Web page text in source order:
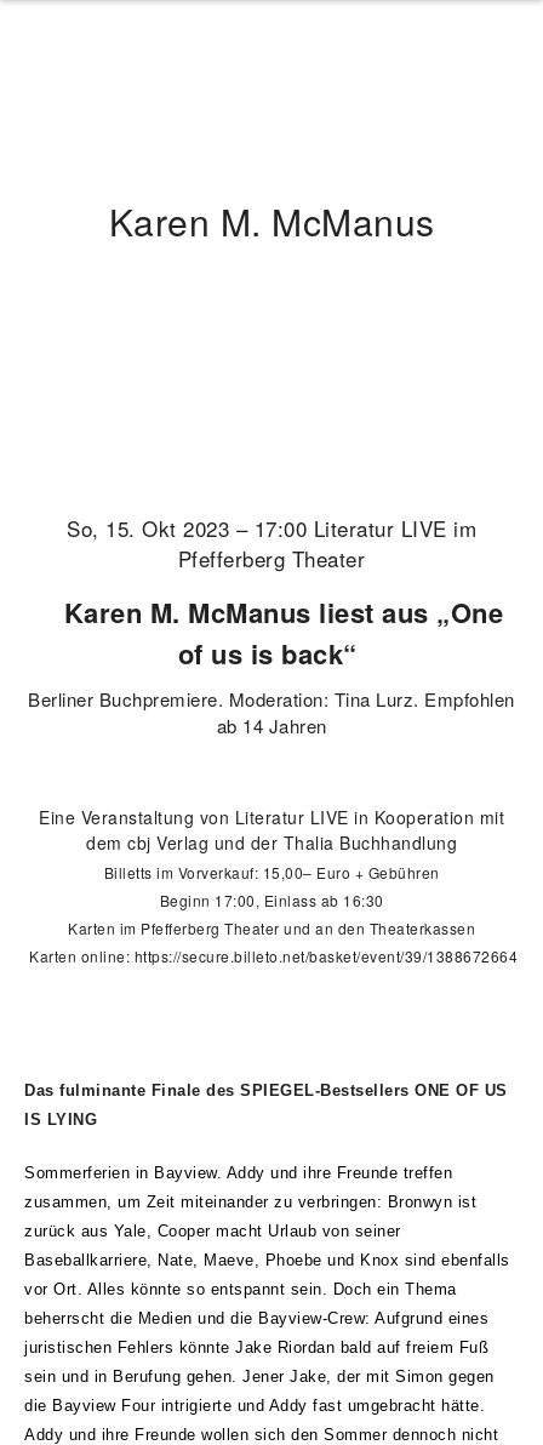
Karen M. McManus
So, 15. Okt 2023 – 17:00 Literatur LIVE im
Pfefferberg Theater
Karen M. McManus liest aus „One
of us is back“
Berliner Buchpremiere. Moderation: Tina Lurz. Empfohlen
ab 14 Jahren
Eine Veranstaltung von Literatur LIVE in Kooperation mit
dem cbj Verlag und der Thalia Buchhandlung
Billetts im Vorverkauf: 15,00– Euro + Gebühren
Beginn 17:00, Einlass ab 16:30
Karten im Pfefferberg Theater und an den Theaterkassen
Karten online: https://secure.billeto.net/basket/event/39/1388672664
Das fulminante Finale des SPIEGEL-Bestsellers ONE OF US
IS LYING
Sommerferien in Bayview. Addy und ihre Freunde treffen
zusammen, um Zeit miteinander zu verbringen: Bronwyn ist
zurück aus Yale, Cooper macht Urlaub von seiner
Baseballkarriere, Nate, Maeve, Phoebe und Knox sind ebenfalls
vor Ort. Alles könnte so entspannt sein. Doch ein Thema
beherrscht die Medien und die Bayview-Crew: Aufgrund eines
juristischen Fehlers könnte Jake Riordan bald auf freiem Fuß
sein und in Berufung gehen. Jener Jake, der mit Simon gegen
die Bayview Four intrigierte und Addy fast umgebracht hätte.
Addy und ihre Freunde wollen sich den Sommer dennoch nicht